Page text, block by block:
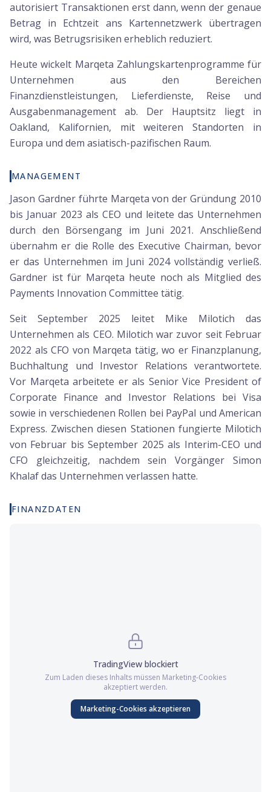
autorisiert Transaktionen erst dann, wenn der genaue
Betrag in Echtzeit ans Kartennetzwerk übertragen
wird, was Betrugsrisiken erheblich reduziert.
Heute wickelt Marqeta Zahlungskartenprogramme für
Unternehmen aus den Bereichen
Finanzdienstleistungen, Lieferdienste, Reise und
Ausgabenmanagement ab. Der Hauptsitz liegt in
Oakland, Kalifornien, mit weiteren Standorten in
Europa und dem asiatisch-pazifischen Raum.
MANAGEMENT
Jason Gardner führte Marqeta von der Gründung 2010
bis Januar 2023 als CEO und leitete das Unternehmen
durch den Börsengang im Juni 2021. Anschließend
übernahm er die Rolle des Executive Chairman, bevor
er das Unternehmen im Juni 2024 vollständig verließ.
Gardner ist für Marqeta heute noch als Mitglied des
Payments Innovation Committee tätig.
Seit September 2025 leitet Mike Milotich das
Unternehmen als CEO. Milotich war zuvor seit Februar
2022 als CFO von Marqeta tätig, wo er Finanzplanung,
Buchhaltung und Investor Relations verantwortete.
Vor Marqeta arbeitete er als Senior Vice President of
Corporate Finance and Investor Relations bei Visa
sowie in verschiedenen Rollen bei PayPal und American
Express. Zwischen diesen Stationen fungierte Milotich
von Februar bis September 2025 als Interim-CEO und
CFO gleichzeitig, nachdem sein Vorgänger Simon
Khalaf das Unternehmen verlassen hatte.
FINANZDATEN
TradingViewblockiert
Zum Laden dieses Inhalts müssen Marketing-Cookies
akzeptiert werden.
Marketing-Cookies akzeptieren